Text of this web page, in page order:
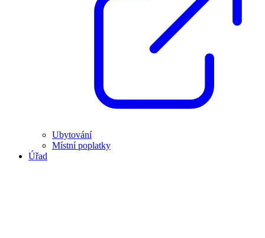
Ubytování
Místní poplatky
Úřad